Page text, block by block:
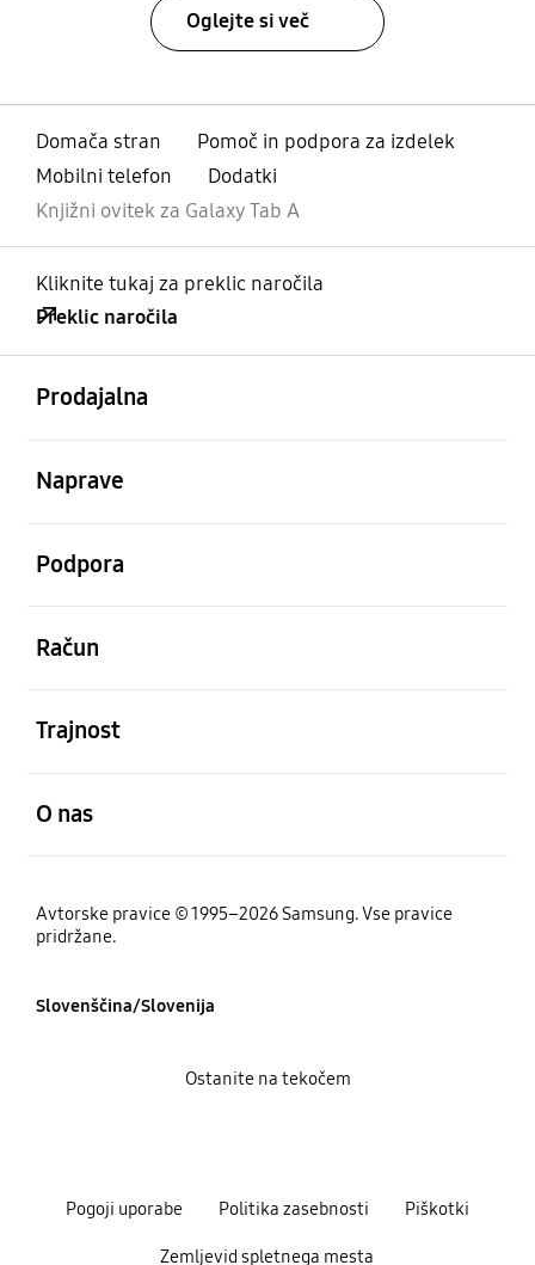
Oglejte si več
Domača stran
Pomoč in podpora za izdelek
Mobilni telefon
Dodatki
Knjižni ovitek za Galaxy Tab A
Kliknite tukaj za preklic naročila
Preklic naročila
Prodajalna
Naprave
Podpora
Račun
Trajnost
O nas
Avtorske pravice © 1995–2026 Samsung. Vse pravice
pridržane.
Slovenščina/Slovenija
Pogoji uporabe Politika zasebnosti Piškotki
Zemljevid spletnega mesta
Ostanite na tekočem